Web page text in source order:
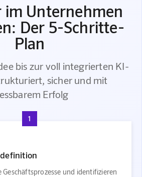
im Unternehmen
Der 5-Schritte-
Plan
bis zur voll integrierten KI-
sicher und mit
Erfolg
1
Geschäftsprozesse und identifizieren